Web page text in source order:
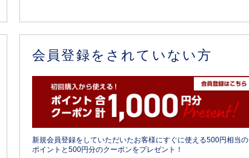
会員登録をされていない方
新規会員登録をしていただいたお客様にすぐに使える500円相当の
ポイントと500円分のクーポンをプレゼント！